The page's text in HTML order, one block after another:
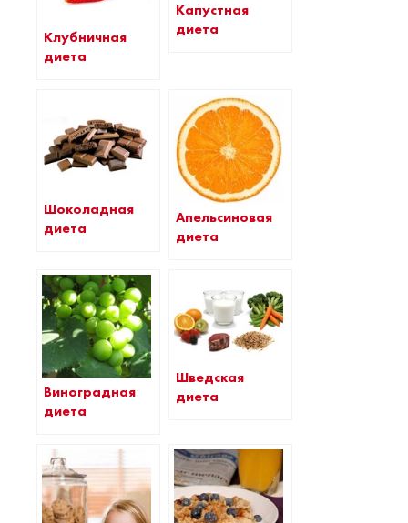
Клубничная
диета
Капустная
диета
Шоколадная
диета
Апельсиновая
диета
Виноградная
диета
Шведская
диета